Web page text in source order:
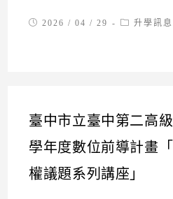
Post2026 / 04 / 29
Post升學訊息
臺中市立臺中第二高
學年度數位前導計畫
權議題系列講座」